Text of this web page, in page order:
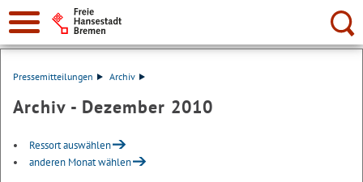
Suche:
Pressemitteilungen Archiv
Archiv - Dezember 2010
Ressort auswählen
anderen Monat wählen